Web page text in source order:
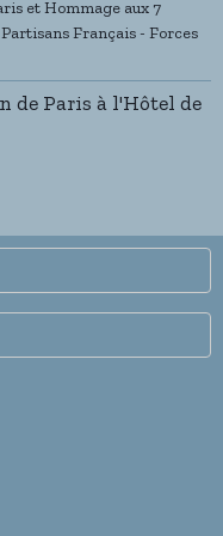
et Hommage aux 7
Français - Forces
de Paris à l'Hôtel de